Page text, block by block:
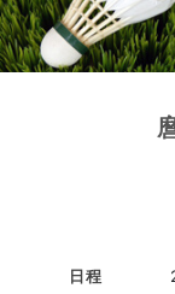
日程